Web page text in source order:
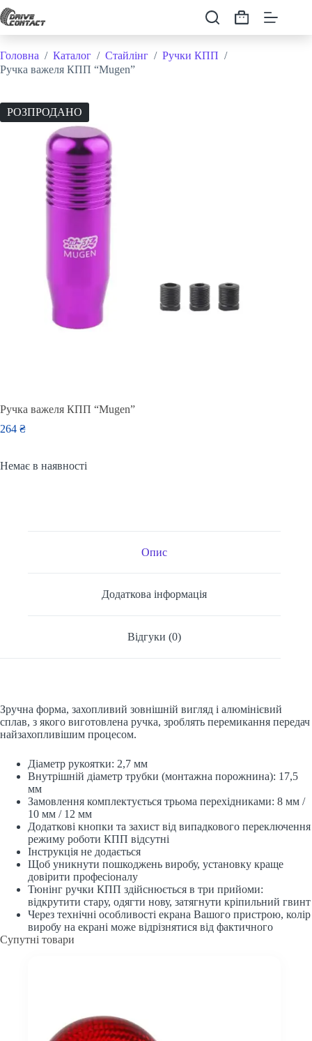
Перейти
до
Кошик
Головна / Каталог / Стайлінг / Ручки КПП /
Ручка важеля КПП “Mugen”
РОЗПРОДАНО
Ручка важеля КПП “Mugen”
264 ₴
Немає в наявності
Опис
Додаткова інформація
Відгуки (0)
Зручна форма, захопливий зовнішній вигляд і алюмінієвий
сплав, з якого виготовлена ручка, зроблять перемикання передач
найзахопливішим процесом.
Діаметр рукоятки: 2,7 мм
Внутрішній діаметр трубки (монтажна порожнина): 17,5
мм
Замовлення комплектується трьома перехідниками: 8 мм /
10 мм / 12 мм
Додаткові кнопки та захист від випадкового переключення
режиму роботи КПП відсутні
Інструкція не додається
Щоб уникнути пошкоджень виробу, установку краще
довірити професіоналу
Тюнінг ручки КПП здійснюється в три прийоми:
відкрутити стару, одягти нову, затягнути кріпильний гвинт
Через технічні особливості екрана Вашого пристрою, колір
виробу на екрані може відрізнятися від фактичного
Супутні товари